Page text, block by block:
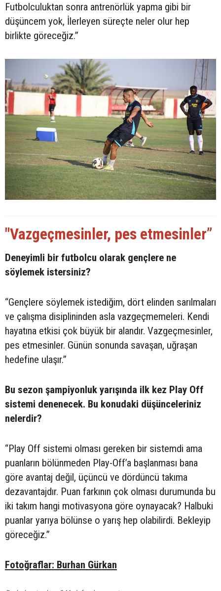
Futbolculuktan sonra antrenörlük yapma gibi bir
düşüncem yok, İlerleyen süreçte neler olur hep
birlikte göreceğiz.”
"Vazgeçmesinler, pes etmesinler”
Deneyimli bir futbolcu olarak gençlere ne
söylemek istersiniz?
“Gençlere söylemek istediğim, dört elinden sarılmaları
ve çalışma disiplininden asla vazgeçmemeleri. Kendi
hayatına etkisi çok büyük bir alandır. Vazgeçmesinler,
pes etmesinler. Günün sonunda savaşan, uğraşan
hedefine ulaşır.”
Bu sezon şampiyonluk yarışında ilk kez Play Off
sistemi denenecek. Bu konudaki düşünceleriniz
nelerdir?
“Play Off sistemi olması gereken bir sistemdi ama
puanların bölünmeden Play-Off’a başlanması bana
göre avantaj değil, üçüncü ve dördüncü takıma
dezavantajdır. Puan farkının çok olması durumunda bu
iki takım hangi motivasyona göre oynayacak? Halbuki
puanlar yarıya bölünse o yarış hep olabilirdi. Bekleyip
göreceğiz.”
Fotoğraflar: Burhan Gürkan